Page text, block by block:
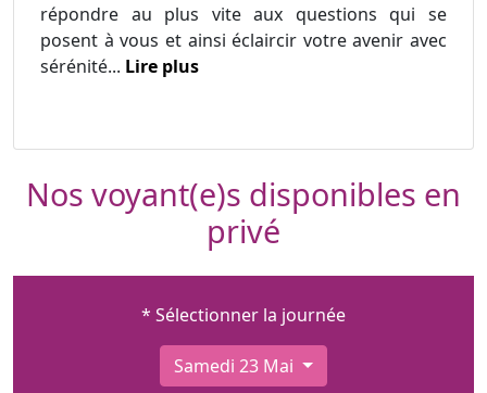
répondre au plus vite aux questions qui se
posent à vous et ainsi éclaircir votre avenir avec
sérénité... Lire plus
Nos voyant(e)s disponibles en
privé
* Sélectionner la journée
Samedi 23 Mai